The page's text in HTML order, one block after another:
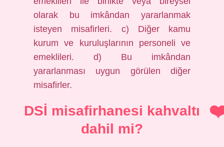
olarak bu imkândan yararlanmak
isteyen misafirleri. c) Diğer kamu
kurum ve kuruluşlarının personeli ve
emeklileri. d) Bu imkândan
yararlanması uygun görülen diğer
misafirler.
DSİ misafirhanesi kahvaltı
dahil mi?